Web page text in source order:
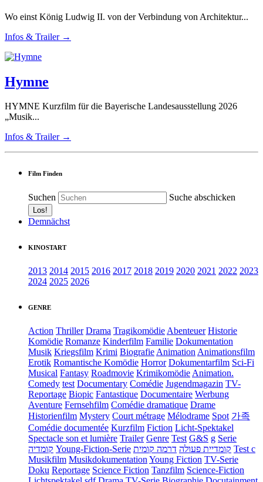
Wo einst König Ludwig II. von der Verbindung von Architektur...
Infos & Trailer →
Hymne
HYMNE Kurzfilm für die Bayerische Landesausstellung 2026
„Musik...
Infos & Trailer →
Film Finden
Suchen Suche abschicken
Demnächst
KINOSTART
2013 2014 2015 2016 2017 2018 2019 2020 2021 2022 2023
2024 2025 2026
GENRE
Action Thriller Drama Tragikomödie Abenteuer Historie
Komödie Romanze Kinderfilm Familie Dokumentation
Musik Kriegsfilm Krimi Biografie Animation Animationsfilm
Erotik Romantische Komödie Horror Dokumentarfilm Sci-Fi
Musical Fantasy Roadmovie Krimikomödie Animation.
Comedy test Documentary Comédie Jugendmagazin TV-
Reportage Biopic Fantastique Documentaire Werbung
Aventure Fernsehfilm Comédie dramatique Drame
Historienfilm Mystery Court métrage Mélodrame Spot 가족
Comédie documentée Kurzfilm Fiction Licht-Spektakel
Spectacle son et lumière Trailer Genre Test G&S g Serie
קומדיה Young-Fiction-Serie קומדיית פעולה דרמה קומית
Test c
Musikfilm Musikdokumentation Young Fiction TV-Serie
Doku Reportage Science Fiction Tanzfilm Science-Fiction